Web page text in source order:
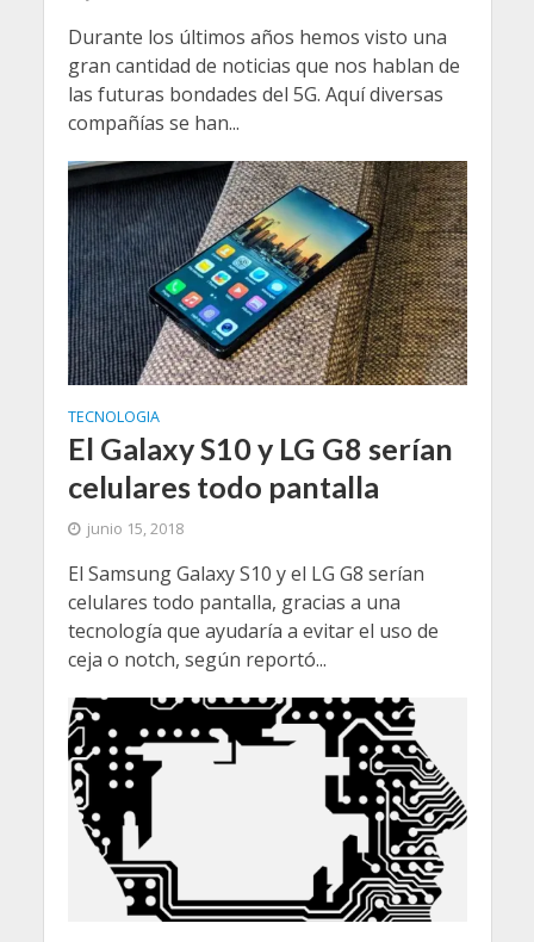
Durante los últimos años hemos visto una
gran cantidad de noticias que nos hablan de
las futuras bondades del 5G. Aquí diversas
compañías se han...
TECNOLOGIA
El Galaxy S10 y LG G8 serían
celulares todo pantalla
junio 15, 2018
El Samsung Galaxy S10 y el LG G8 serían
celulares todo pantalla, gracias a una
tecnología que ayudaría a evitar el uso de
ceja o notch, según reportó...